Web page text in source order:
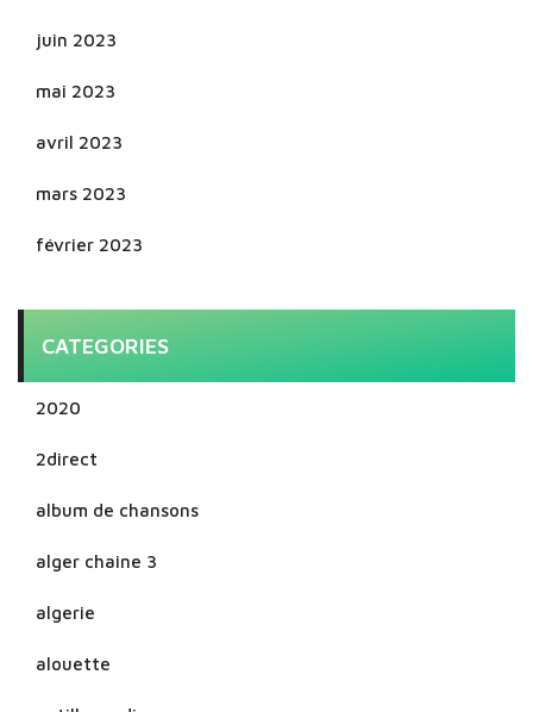
juin 2023
mai 2023
avril 2023
mars 2023
février 2023
CATEGORIES
2020
2direct
album de chansons
alger chaine 3
algerie
alouette